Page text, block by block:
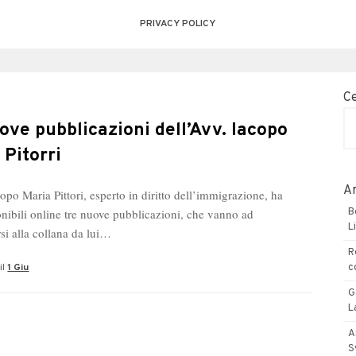
PRIVACY POLICY
pubblicazioni dell’Avv. Iacopo
Pitorri
Maria Pittori, esperto in diritto dell’immigrazione, ha
online tre nuove pubblicazioni, che vanno ad
alla collana da lui…
il1 Giu